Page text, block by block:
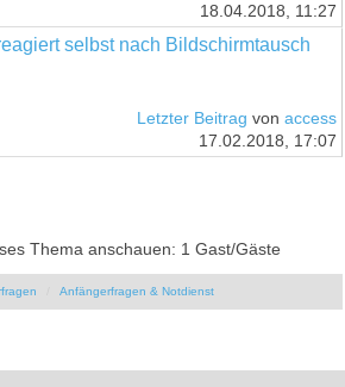
18.04.2018, 11:27
selbst nach Bildschirmtausch
Letzter Beitrag von access
17.02.2018, 17:07
Thema anschauen: 1 Gast/Gäste
Anfängerfragen & Notdienst